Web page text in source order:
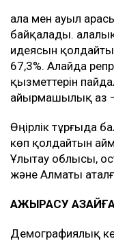
Қала мен ауыл
байқалады.
идеясын
67,3%. Алайда
қызметтерін
айырмашылық аз –
Өңірлік тұрғыда
көп қолдайтын
Ұлытау облысы,
және Алматы
АЖЫРАСУ
Демографиялық